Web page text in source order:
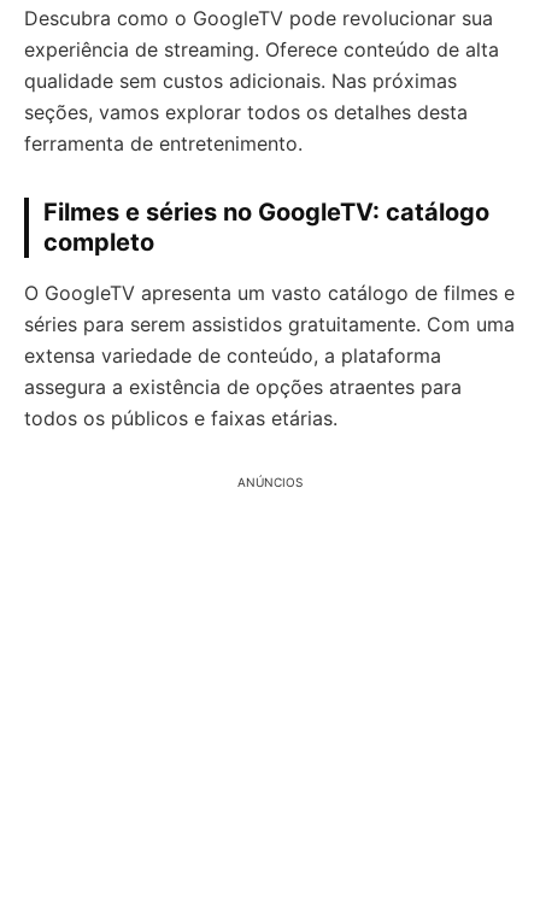
Descubra como o GoogleTV pode revolucionar sua
experiência de streaming. Oferece conteúdo de alta
qualidade sem custos adicionais. Nas próximas
seções, vamos explorar todos os detalhes desta
ferramenta de entretenimento.
Filmes e séries no GoogleTV: catálogo
completo
O GoogleTV apresenta um vasto catálogo de filmes e
séries para serem assistidos gratuitamente. Com uma
extensa variedade de conteúdo, a plataforma
assegura a existência de opções atraentes para
todos os públicos e faixas etárias.
ANÚNCIOS